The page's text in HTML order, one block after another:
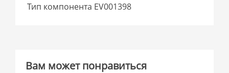
Тип компонента EV001398
Вам может понравиться